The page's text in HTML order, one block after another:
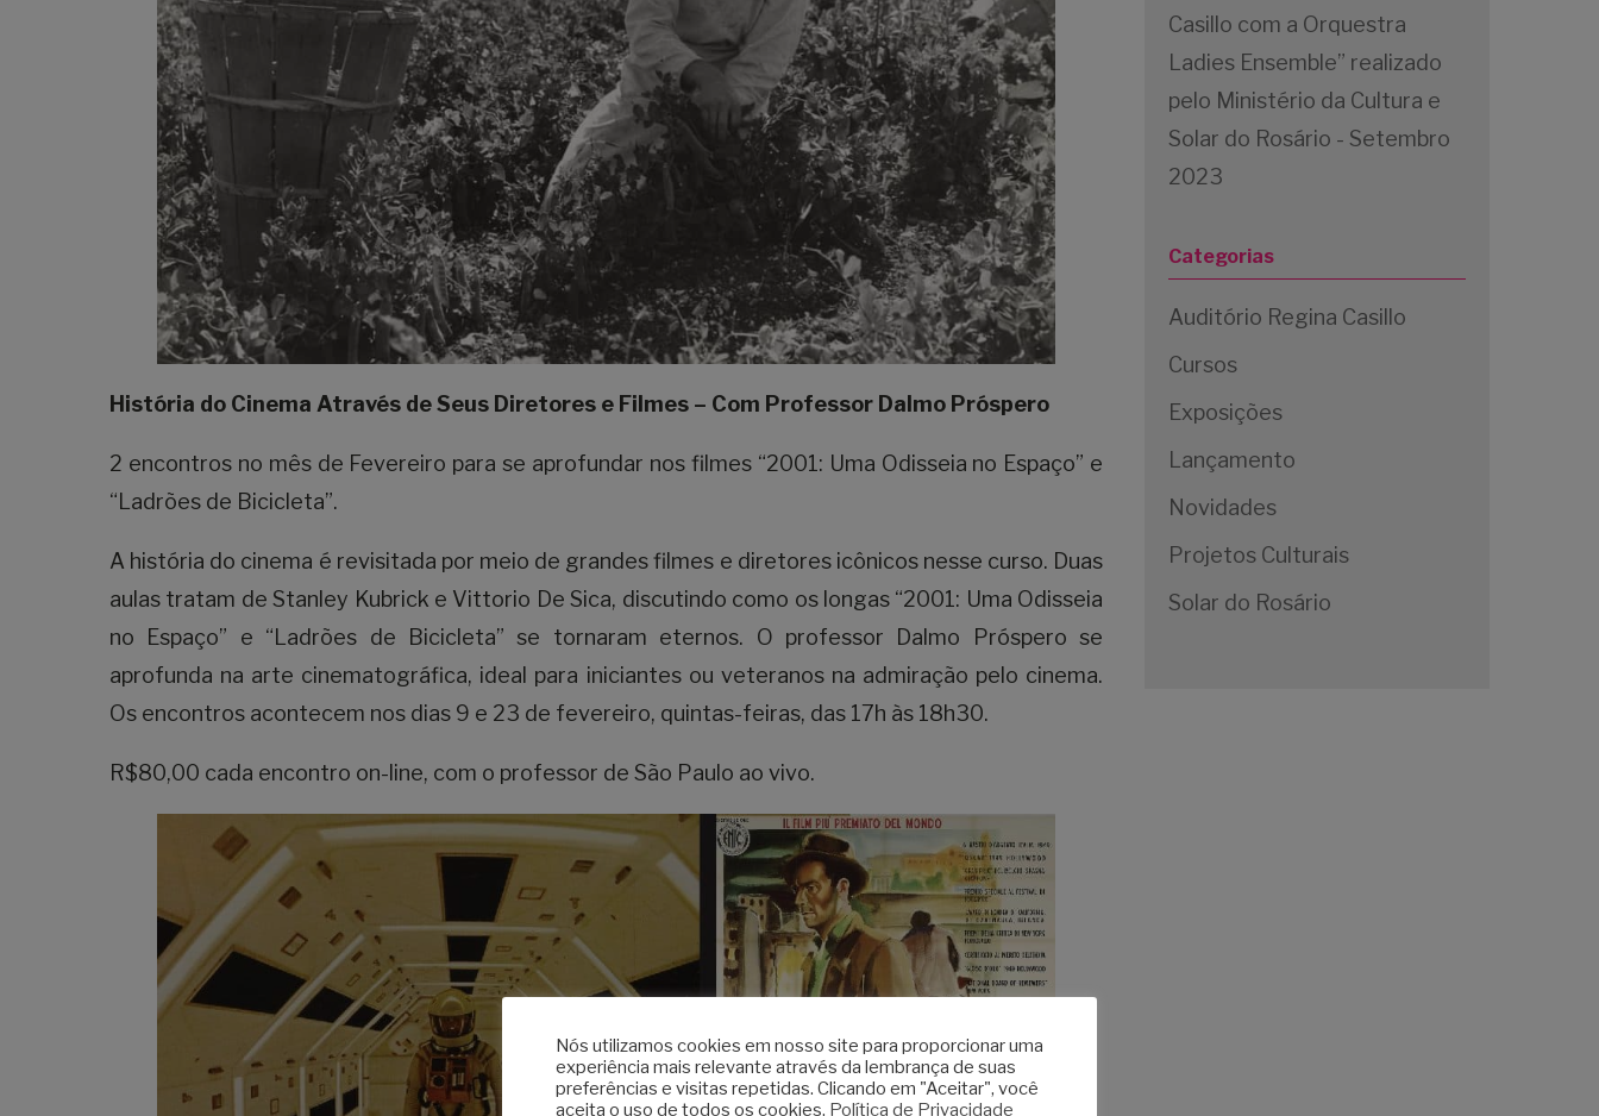
História do Cinema Através de Seus Diretores e Filmes – Com Professor Dalmo Próspero
2 encontros no mês de Fevereiro para se aprofundar nos filmes “2001: Uma Odisseia no Espaço” e
“Ladrões de Bicicleta”.
A história do cinema é revisitada por meio de grandes filmes e diretores icônicos nesse curso. Duas
aulas tratam de Stanley Kubrick e Vittorio De Sica, discutindo como os longas “2001: Uma Odisseia
no Espaço” e “Ladrões de Bicicleta” se tornaram eternos. O professor Dalmo Próspero se
aprofunda na arte cinematográfica, ideal para iniciantes ou veteranos na admiração pelo cinema.
Os encontros acontecem nos dias 9 e 23 de fevereiro, quintas-feiras, das 17h às 18h30.
R$80,00 cada encontro on-line, com o professor de São Paulo ao vivo.
Casillo com a Orquestra
Ladies Ensemble” realizado
pelo Ministério da Cultura e
Solar do Rosário - Setembro
2023
Categorias
Auditório Regina Casillo
Cursos
Exposições
Lançamento
Novidades
Projetos Culturais
Solar do Rosário
Nós utilizamos cookies em nosso site para proporcionar uma
experiência mais relevante através da lembrança de suas
preferências e visitas repetidas. Clicando em "Aceitar", você
aceita o uso de todos os cookies. Política de Privacidade